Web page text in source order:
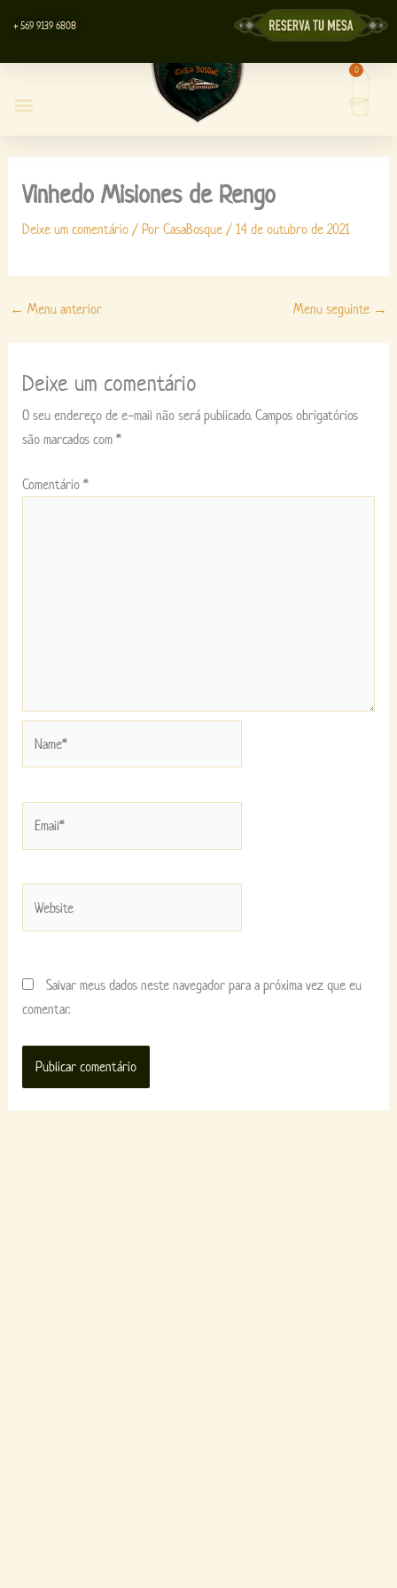
para
o
+ 569 9139 6808
0
Vinhedo Misiones de Rengo
Deixe um comentário / PorCasaBosque/14 de outubro de 2021
← Menu anterior Menu seguinte →
Deixe um comentário
O seu endereço de e-mail não será publicado. Campos obrigatórios
são marcados com*
Comentário*
Salvar meus dados neste navegador para a próxima vez que eu
comentar.